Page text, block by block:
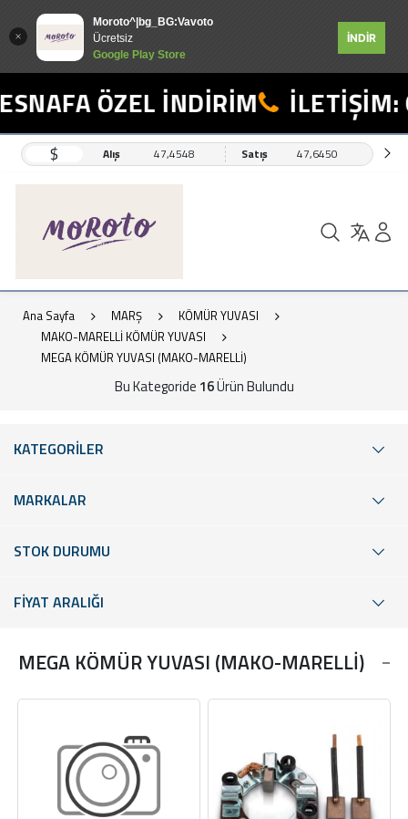
Moroto^|bg_BG:Vavoto
Ücretsiz
Google Play Store
İNDİR
ÖZEL İNDİRİM İLETİŞİM:
$ Alış 47,4548 Satış 47,6450
Ana Sayfa MARŞ
KÖMÜR YUVASI
MAKO-MARELLİ KÖMÜR YUVASI
MEGA KÖMÜR YUVASI (MAKO-MARELLİ)
Bu Kategoride 16Ürün Bulundu
KATEGORİLER
MARKALAR
STOK DURUMU
FİYAT ARALIĞI
MEGA KÖMÜR YUVASI (MAKO-MARELLİ)